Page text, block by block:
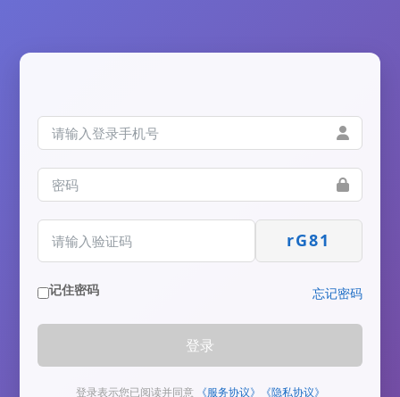
rG81
记住密码 忘记密码
登录
登录表示您已阅读并同意 《服务协议》 《隐私协议》